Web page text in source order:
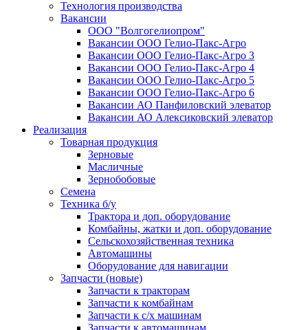
Технология производства
Вакансии
ООО "Волгогелиопром"
Вакансии ООО Гелио-Пакс-Агро
Вакансии ООО Гелио-Пакс-Агро 3
Вакансии ООО Гелио-Пакс-Агро 4
Вакансии ООО Гелио-Пакс-Агро 5
Вакансии ООО Гелио-Пакс-Агро 6
Вакансии АО Панфиловский элеватор
Вакансии АО Алексиковский элеватор
Реализация
Товарная продукция
Зерновые
Масличные
Зернобобовые
Семена
Техника б/у
Трактора и доп. оборудование
Комбайны, жатки и доп. оборудование
Сельскохозяйственная техника
Автомашины
Оборудование для навигации
Запчасти (новые)
Запчасти к тракторам
Запчасти к комбайнам
Запчасти к с/х машинам
Запчасти к автомашинам